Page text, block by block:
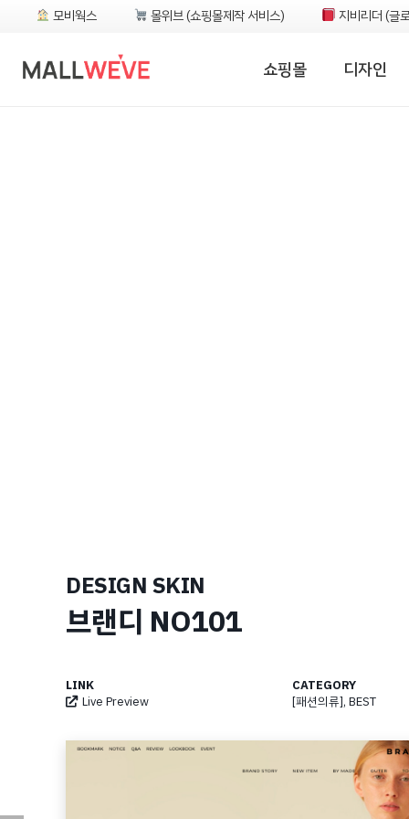
모비웍스 몰위브 (쇼핑몰제작 서비스) 지비리더 (글
쇼핑몰 디자인
DESIGN SKIN
브랜디 NO101
LINK
Live Preview
CATEGORY
[패션의류], BEST